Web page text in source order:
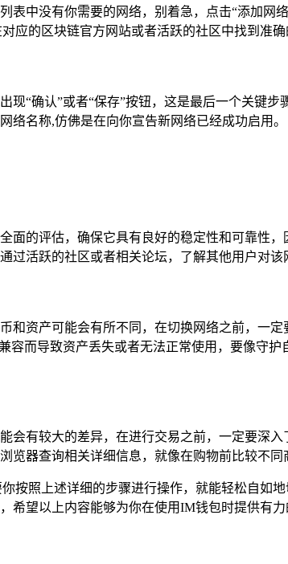
表中没有你需要的网络，别着急，点击“添加
应的区块链官方网站或者活跃的社区中找到准确
现“确认”或者“保存”按钮，这是最后一个关键
络名称,仿佛是在向你宣告新网络已经成功启用。
面的评估，确保它具有良好的稳定性和可靠性
过活跃的社区或者相关论坛，了解其他用户对
和资产可能会有所不同，在切换网络之前，一
容而导致资产丢失或者无法正常使用，要像守
会有较大的差异，在进行交易之前，一定要深
览器查询相关详细信息，就像在购物前比较不同
按照上述详细的步骤进行操作，就能轻松自如
希望以上内容能够为你在使用IM钱包时提供有